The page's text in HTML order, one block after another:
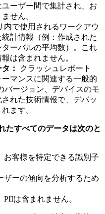
ーザー間で集計され、お
せん。
内で使用されるワークアウ
計情報（例：作成された
ーバルの平均数）。これ
は含まれません。
：
クラッシュレポート
ーマンスに関連する一般的
バージョン、デバイスのモ
れた技術情報で、デバッ
ます。
たすべてのデータは次のと
お客様を特定できる識別子
ザーの傾向を分析するため
PIIは含まれません。